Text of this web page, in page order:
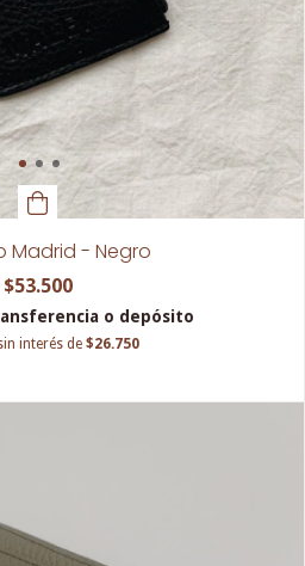
Madrid - Negro
$53.500
o depósito
interés de $26.750